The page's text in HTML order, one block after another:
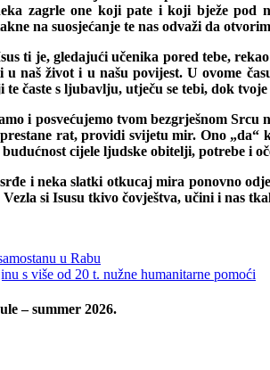
zagrle one koji pate i koji bježe
na suosjećanje te nas odvaži da
ti je, gledajući učenika pored tebe,
naš život i u našu povijest. U ovome
časte s ljubavlju, utječu se tebi, dok
i posvećujemo tvom bezgrješnom
rat, providi svijetu mir. Ono
cijele ljudske obitelji, potrebe i
i neka slatki otkucaj mira ponovno
si Isusu tkivo čovještva, učini i nas
u Rabu
s više od 20 t. nužne humanitarne pomoći
– summer 2026.